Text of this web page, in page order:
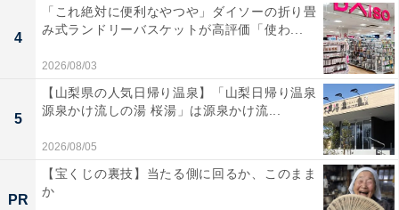
※プランにより時間が異なる可能性があります
【飯坂温泉の人気ホテル】「飯坂ホテルジュ
ラク」はライブキッチンでの実演ビュッフェ
と多彩な湯船が魅力
4
「これ絶対に便利なやつや」ダイソーの折り畳
み式ランドリーバスケットが高評価「使わ...
2026/08/03
5
【山梨県の人気日帰り温泉】「山梨日帰り温泉
源泉かけ流しの湯 桜湯」は源泉かけ流...
2026/08/05
PR
【宝くじの裏技】当たる側に回るか、このまま
か